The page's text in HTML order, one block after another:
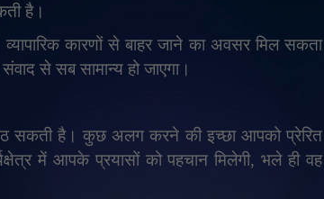
है।
कारणों से बाहर जाने का अवसर मिल सकता
से सब सामान्य हो जाएगा।
सकती है। कुछ अलग करने की इच्छा आपको प्रेरित
में आपके प्रयासों को पहचान मिलेगी,भले ही वह